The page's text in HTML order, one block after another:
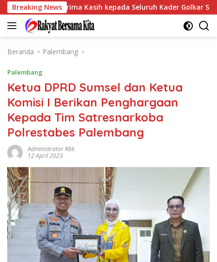
Langsung
ke
konten
Breaking News
Terima Kasih kepada Seluruh Kader Golkar Sumsel
Beranda Palembang
Palembang
Ketua DPRD Sumsel dan Ketua
Komisi I Berikan Penghargaan
Kepada Tim Satresnarkoba
Polrestabes Palembang
Administrator Rbk
12 April 2023